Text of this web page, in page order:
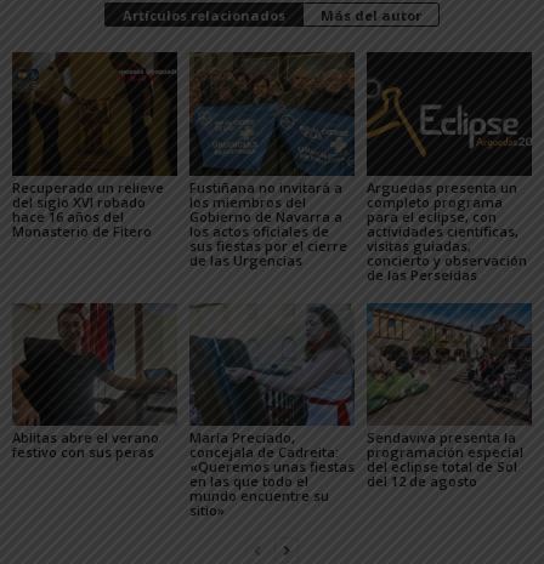
Artículos relacionados Más del autor
Recuperado un relieve
del siglo XVI robado
hace 16 años del
Monasterio de Fitero
Fustiñana no invitará a
los miembros del
Gobierno de Navarra a
los actos oficiales de
sus fiestas por el cierre
de las Urgencias
Arguedas presenta un
completo programa
para el eclipse, con
actividades científicas,
visitas guiadas,
concierto y observación
de las Perseidas
Ablitas abre el verano
festivo con sus peras
María Preciado,
concejala de Cadreita:
«Queremos unas fiestas
en las que todo el
mundo encuentre su
sitio»
Sendaviva presenta la
programación especial
del eclipse total de Sol
del 12 de agosto